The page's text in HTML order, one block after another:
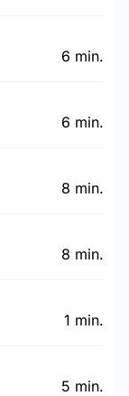
6 min.
6 min.
8 min.
8 min.
1 min.
5 min.